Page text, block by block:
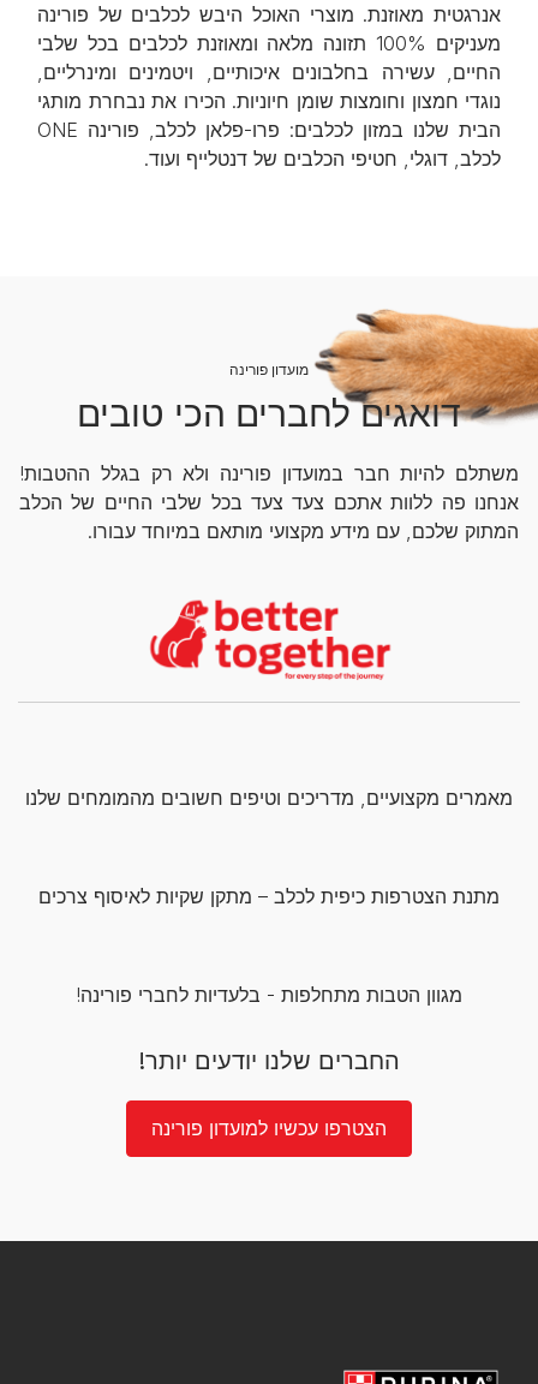
אנרגטית מאוזנת. מוצרי האוכל היבש לכלבים של פורינה
מעניקים 100% תזונה מלאה ומאוזנת לכלבים בכל שלבי
החיים, עשירה בחלבונים איכותיים, ויטמינים ומינרליים,
נוגדי חמצון וחומצות שומן חיוניות. הכירו את נבחרת מותגי
הבית שלנו במזון לכלבים: פרו-פלאן לכלב, פורינה ONE
לכלב, דוגלי, חטיפי הכלבים של דנטלייף ועוד.
מועדון פורינה
דואגים לחברים הכי טובים
משתלם להיות חבר במועדון פורינה ולא רק בגלל ההטבות!
אנחנו פה ללוות אתכם צעד צעד בכל שלבי החיים של הכלב
המתוק שלכם, עם מידע מקצועי מותאם במיוחד עבורו.
מאמרים מקצועיים, מדריכים וטיפים חשובים מהמומחים שלנו
מתנת הצטרפות כיפית לכלב – מתקן שקיות לאיסוף צרכים
מגוון הטבות מתחלפות - בלעדיות לחברי פורינה!
החברים שלנו יודעים יותר!
הצטרפו עכשיו למועדון פורינה